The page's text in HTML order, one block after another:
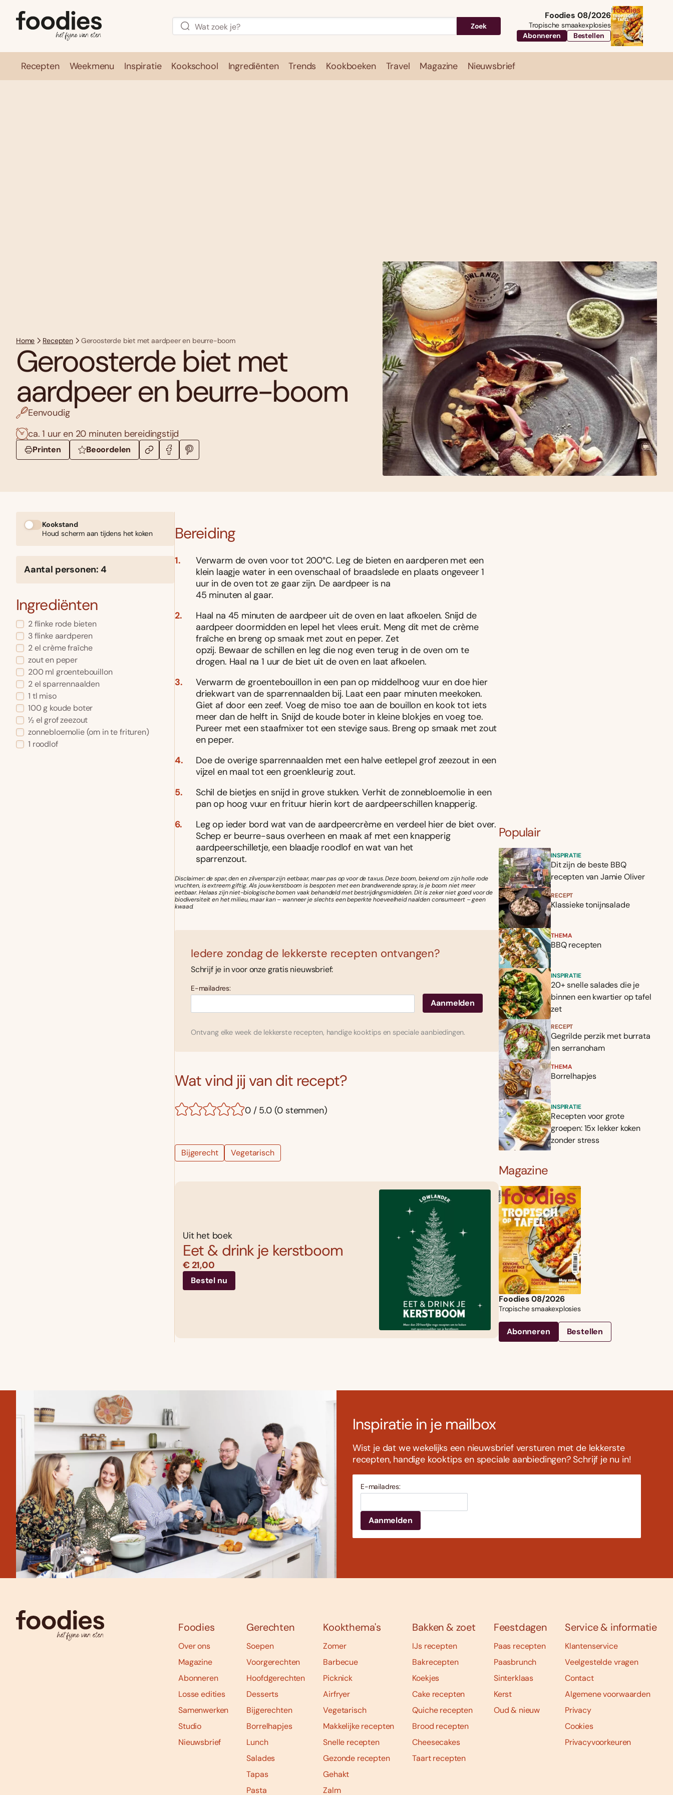
Zoek
Foodies 08/2026
Tropische smaakexplosies
Abonneren
Bestellen
Recepten Weekmenu Inspiratie Kookschool Ingrediënten Trends Kookboeken Travel Magazine Nieuwsbrief
Home Recepten Geroosterde biet met aardpeer en beurre-boom
Geroosterde biet met
aardpeer en beurre-boom
Eenvoudig
ca. 1 uur en 20 minuten bereidingstijd
Printen Beoordelen
Kookstand
Houd scherm aan tijdens het koken
Aantal personen: 4
Ingrediënten
2 flinke rode bieten
3 flinke aardperen
2 el crème fraîche
zout en peper
200 ml groentebouillon
2 el sparrennaalden
1 tl miso
100 g koude boter
½ el grof zeezout
zonnebloemolie (om in te frituren)
1 roodlof
Bereiding
Verwarm de oven voor tot 200°C. Leg de bieten en aardperen met een
klein laagje water in een ovenschaal of braadslede en plaats ongeveer 1
uur in de oven tot ze gaar zijn. De aardpeer is na
45 minuten al gaar.
Haal na 45 minuten de aardpeer uit de oven en laat afkoelen. Snijd de
aardpeer doormidden en lepel het vlees eruit. Meng dit met de crème
fraîche en breng op smaak met zout en peper. Zet
opzij. Bewaar de schillen en leg die nog even terug in de oven om te
drogen. Haal na 1 uur de biet uit de oven en laat afkoelen.
Verwarm de groentebouillon in een pan op middelhoog vuur en doe hier
driekwart van de sparrennaalden bij. Laat een paar minuten meekoken.
Giet af door een zeef. Voeg de miso toe aan de bouillon en kook tot iets
meer dan de helft in. Snijd de koude boter in kleine blokjes en voeg toe.
Pureer met een staafmixer tot een stevige saus. Breng op smaak met zout
en peper.
Doe de overige sparrennaalden met een halve eetlepel grof zeezout in een
vijzel en maal tot een groenkleurig zout.
Schil de bietjes en snijd in grove stukken. Verhit de zonnebloemolie in een
pan op hoog vuur en frituur hierin kort de aardpeerschillen knapperig.
Leg op ieder bord wat van de aardpeercrème en verdeel hier de biet over.
Schep er beurre-saus overheen en maak af met een knapperig
aardpeerschilletje, een blaadje roodlof en wat van het
sparrenzout.
Disclaimer: de spar, den en zilverspar zijn eetbaar, maar pas op voor de taxus. Deze boom, bekend om zijn holle rode
vruchten, is extreem giftig. Als jouw kerstboom is bespoten met een brandwerende spray, is je boom niet meer
eetbaar. Helaas zijn niet-biologische bomen vaak behandeld met bestrijdingsmiddelen. Dit is zeker niet goed voor de
biodiversiteit en het milieu, maar kan – wanneer je slechts een beperkte hoeveelheid naalden consumeert – geen
kwaad.
Iedere zondag de lekkerste recepten ontvangen?
Schrijf je in voor onze gratis nieuwsbrief:
E-mailadres:
Ontvang elke week de lekkerste recepten, handige kooktips en speciale aanbiedingen.
Wat vind jij van dit recept?
0 / 5.0 (0 stemmen)
Bijgerecht Vegetarisch
Uit het boek
Eet & drink je kerstboom
€ 21,00
Bestel nu
Populair
INSPIRATIE
Dit zijn de beste BBQ
recepten van Jamie Oliver
RECEPT
Klassieke tonijnsalade
THEMA
BBQ recepten
INSPIRATIE
20+ snelle salades die je
binnen een kwartier op tafel
zet
RECEPT
Gegrilde perzik met burrata
en serranoham
THEMA
Borrelhapjes
INSPIRATIE
Recepten voor grote
groepen: 15x lekker koken
zonder stress
Magazine
Foodies 08/2026
Tropische smaakexplosies
Abonneren Bestellen
Inspiratie in je mailbox
Wist je dat we wekelijks een nieuwsbrief versturen met de lekkerste
recepten, handige kooktips en speciale aanbiedingen? Schrijf je nu in!
E-mailadres:
Foodies
Over ons
Magazine
Abonneren
Losse edities
Samenwerken
Studio
Nieuwsbrief
Gerechten
Soepen
Voorgerechten
Hoofdgerechten
Desserts
Bijgerechten
Borrelhapjes
Lunch
Salades
Tapas
Pasta
Kookthema's
Zomer
Barbecue
Picknick
Airfryer
Vegetarisch
Makkelijke recepten
Snelle recepten
Gezonde recepten
Gehakt
Zalm
Bakken & zoet
IJs recepten
Bakrecepten
Koekjes
Cake recepten
Quiche recepten
Brood recepten
Cheesecakes
Taart recepten
Feestdagen
Paas recepten
Paasbrunch
Sinterklaas
Kerst
Oud & nieuw
Service & informatie
Klantenservice
Veelgestelde vragen
Contact
Algemene voorwaarden
Privacy
Cookies
Privacyvoorkeuren